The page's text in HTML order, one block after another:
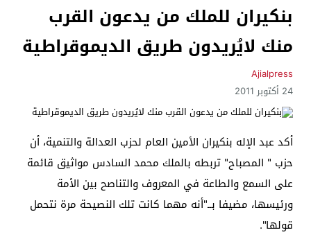
بنكيران للملك من يدعون القرب
منك لايُريدون طريق الديموقراطية
Ajialpress
24 أكتوبر 2011
أكد عبد الإله بنكيران الأمين العام لحزب العدالة والتنمية، أن
حزب " المصباح" تربطه بالملك محمد السادس مواثيق قائمة
على السمع والطاعة في المعروف والتناصح بين الأمة
ورئيسها، مضيفا بــ"أنه مهما كانت تلك النصيحة مرة نتحمل
قولها".